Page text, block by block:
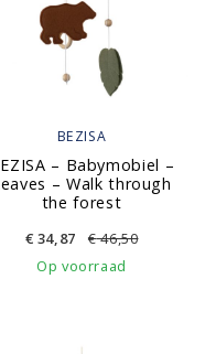
BEZISA
– Babymobiel –
– Walk through
the forest
€ 34,87 €46,50
Op voorraad